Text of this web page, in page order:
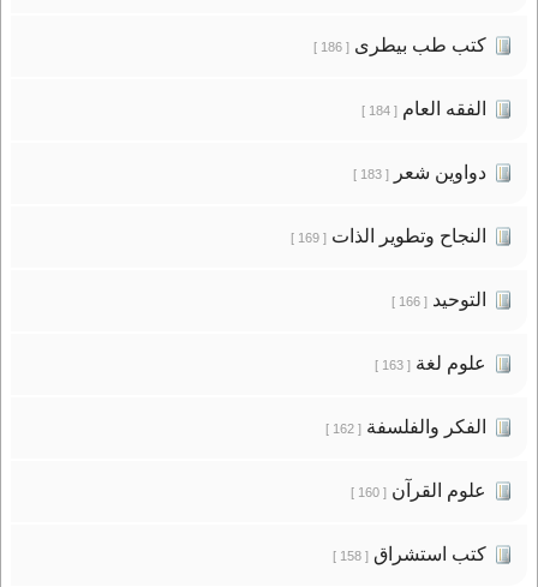
كتب طب بيطرى[ 186 ]
الفقه العام[ 184 ]
دواوين شعر[ 183 ]
النجاح وتطوير الذات[ 169 ]
التوحيد[ 166 ]
علوم لغة[ 163 ]
الفكر والفلسفة[ 162 ]
علوم القرآن[ 160 ]
كتب استشراق[ 158 ]